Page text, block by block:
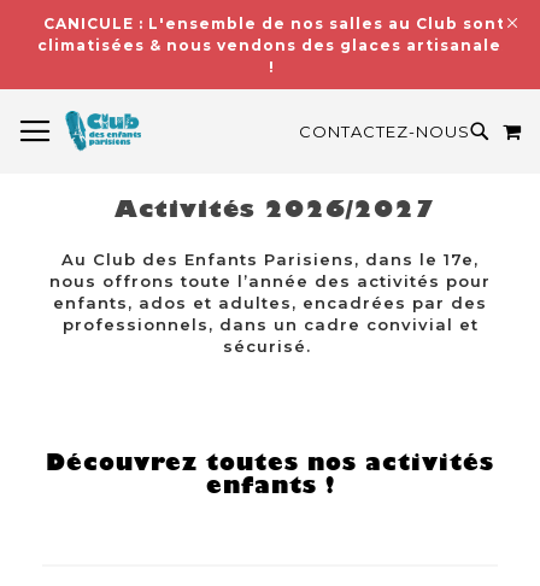
CANICULE : L'ensemble de nos salles au Club sont
climatisées & nous vendons des glaces artisanales
!
CONTACTEZ-NOUS
Activités 2026/2027
Au Club des Enfants Parisiens, dans le 17e,
nous offrons toute l’année des activités pour
enfants, ados et adultes, encadrées par des
professionnels, dans un cadre convivial et
sécurisé.
Découvrez toutes nos activités
enfants !